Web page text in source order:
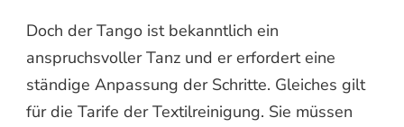
Doch der Tango ist bekanntlich ein
anspruchsvoller Tanz und er erfordert eine
ständige Anpassung der Schritte. Gleiches gilt
für die Tarife der Textilreinigung. Sie müssen